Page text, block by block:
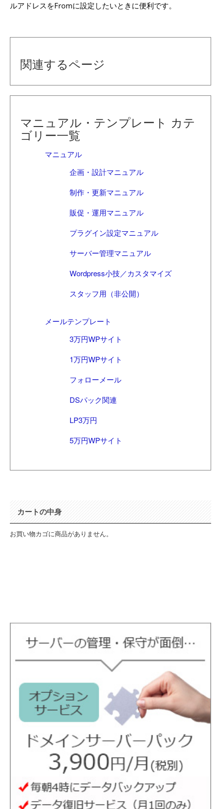
ルアドレスをFromに設定したいときに便利です。
関連するページ
マニュアル・テンプレート カテ
ゴリー一覧
マニュアル
企画・設計マニュアル
制作・更新マニュアル
販促・運用マニュアル
プラグイン設定マニュアル
サーバー管理マニュアル
Wordpress小技／カスタマイズ
スタッフ用（非公開）
メールテンプレート
3万円WPサイト
1万円WPサイト
フォローメール
DSパック関連
LP3万円
5万円WPサイト
カートの中身
お買い物カゴに商品がありません。